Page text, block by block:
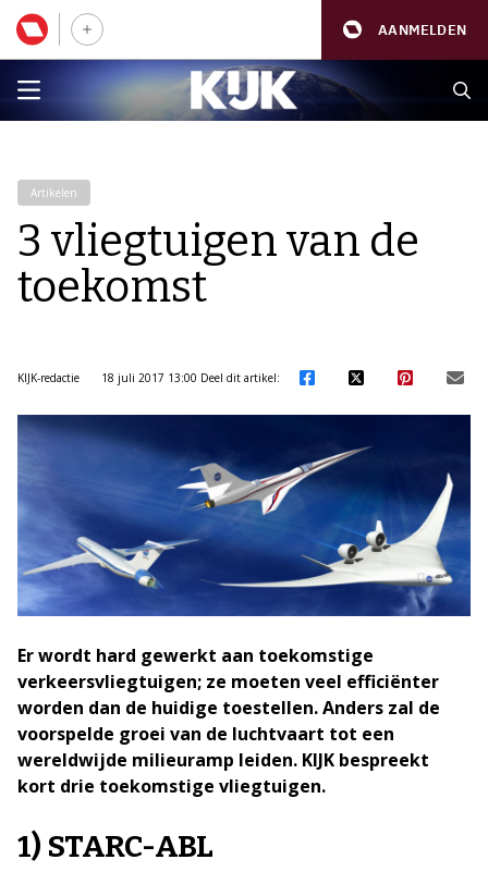
AANMELDEN
Artikelen
3 vliegtuigen van de
toekomst
KIJK-redactie 18 juli 2017 13:00 Deel dit artikel:
Er wordt hard gewerkt aan toekomstige
verkeersvliegtuigen; ze moeten veel efficiënter
worden dan de huidige toestellen. Anders zal de
voorspelde groei van de luchtvaart tot een
wereldwijde milieuramp leiden. KIJK bespreekt
kort drie toekomstige vliegtuigen.
1) STARC-ABL